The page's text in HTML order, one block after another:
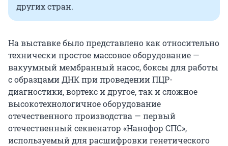
других стран.
На выставке было представлено как относительно
технически простое массовое оборудование —
вакуумный мембранный насос, боксы для работы
с образцами ДНК при проведении ПЦР-
диагностики, вортекс и другое, так и сложное
высокотехнологичное оборудование
отечественного производства — первый
отечественный секвенатор «Нанофор СПС»,
используемый для расшифровки генетического